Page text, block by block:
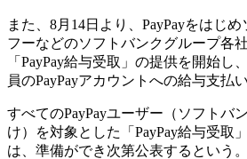
また、8月14日より、PayPayをはじ
フーなどのソフトバンクグループ各
「PayPay給与受取」の提供を開始し
員のPayPayアカウントへの給与支払
すべてのPayPayユーザー（ソフトバ
け）を対象とした「PayPay給与受取
は、準備ができ次第公表するという。